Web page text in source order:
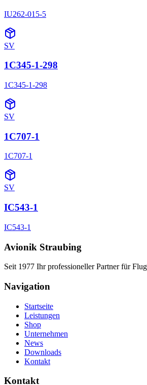
IU262-015-5
SV
1C345-1-298
1C345-1-298
SV
1C707-1
1C707-1
SV
IC543-1
IC543-1
Avionik Straubing
Seit 1977 Ihr professioneller Partner für
Navigation
Startseite
Leistungen
Shop
Unternehmen
News
Downloads
Kontakt
Kontakt